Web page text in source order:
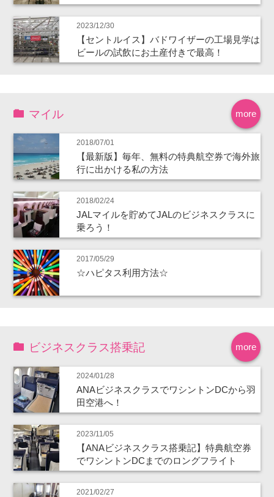
2023/12/30
【セントルイス】バドワイザーの工場見学は
ビールの試飲にお土産付きで最高！
more
マイル
2018/07/01
【最新版】毎年、無料の特典航空券で海外旅
行に出かける私の方法
2018/02/24
JALマイルを貯めてJALのビジネスクラスに
乗ろう！
2017/05/29
☆ハピタス利用方法☆
more
ビジネスクラス搭乗記
2024/01/28
ANAビジネスクラスでワシントンDCから羽
田空港へ！
2023/11/05
【ANAビジネスクラス搭乗記】特典航空券
でワシントンDCまでのロングフライト
2021/02/27